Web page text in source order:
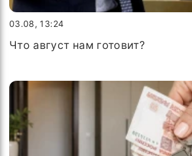
03.08, 13:24
Что август нам готовит?